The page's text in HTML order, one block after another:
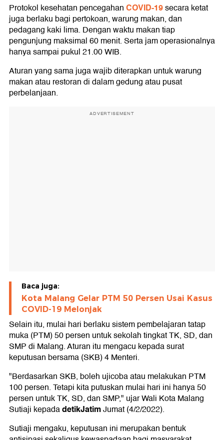
Protokol kesehatan pencegahanCOVID-19secara ketat
juga berlaku bagi pertokoan, warung makan, dan
pedagang kaki lima. Dengan waktu makan tiap
pengunjung maksimal 60 menit. Serta jam operasionalnya
hanya sampai pukul 21.00 WIB.
Aturan yang sama juga wajib diterapkan untuk warung
makan atau restoran di dalam gedung atau pusat
perbelanjaan.
ADVERTISEMENT
Baca juga:
Kota Malang Gelar PTM 50 Persen Usai Kasus
COVID-19 Melonjak
Selain itu, mulai hari berlaku sistem pembelajaran tatap
muka (PTM) 50 persen untuk sekolah tingkat TK, SD, dan
SMP di Malang. Aturan itu mengacu kepada surat
keputusan bersama (SKB) 4 Menteri.
"Berdasarkan SKB, boleh ujicoba atau melakukan PTM
100 persen. Tetapi kita putuskan mulai hari ini hanya 50
persen untuk TK, SD, dan SMP," ujar Wali Kota Malang
Sutiaji kepadadetikJatimJumat (4/2/2022).
Sutiaji mengaku, keputusan ini merupakan bentuk